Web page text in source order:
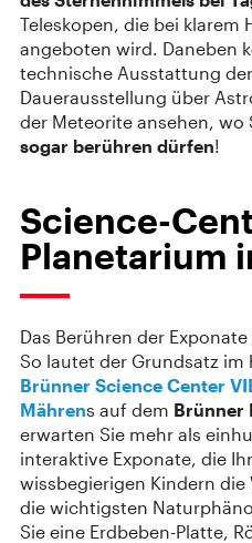
Teleskopen, die bei klarem
angeboten wird. Daneben
technische Ausstattung
Dauerausstellung über
der Meteorite ansehen, wo
sogar berühren dürfen!
Science-
Planetarium
Das Berühren der
So lautet der Grundsatz
Brünner Science Center
Mährens auf dem Brünner
erwarten Sie mehr als
interaktive Exponate, die
wissbegierigen Kindern
die wichtigsten
Sie eine Erdbeben-Platte,